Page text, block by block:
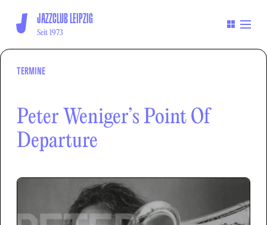
JAZZCLUB LEIPZIG
Seit 1973
TERMINE
Peter Weniger’s Point Of
Departure